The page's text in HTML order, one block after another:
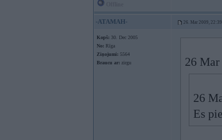
-ATAMAH- 26. Mar 2009, 22:39
Kopš: 30. Dec 2005
No: Rīga
Ziņojumi: 5564
Braucu ar: zirgu 26
26
Es